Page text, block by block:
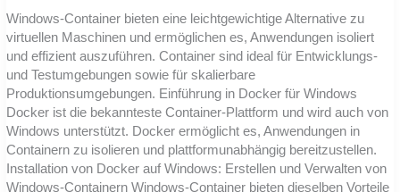
Windows-Container bieten eine leichtgewichtige Alternative zu
virtuellen Maschinen und ermöglichen es, Anwendungen isoliert
und effizient auszuführen. Container sind ideal für Entwicklungs-
und Testumgebungen sowie für skalierbare
Produktionsumgebungen. Einführung in Docker für Windows
Docker ist die bekannteste Container-Plattform und wird auch von
Windows unterstützt. Docker ermöglicht es, Anwendungen in
Containern zu isolieren und plattformunabhängig bereitzustellen.
Installation von Docker auf Windows: Erstellen und Verwalten von
Windows-Containern Windows-Container bieten dieselben Vorteile